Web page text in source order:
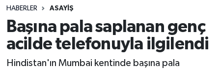
HABERLER ASAYIŞ
Başına pala saplanan genç
acilde telefonuyla ilgilendi
Hindistan'ın Mumbai kentinde başına pala
Resmi İlanlar
Alanyaspor
Antalya Trafik Yoğunluk Haritası
Süper Lig Puan Durumu ve Fikstür
Tüm Manşetler